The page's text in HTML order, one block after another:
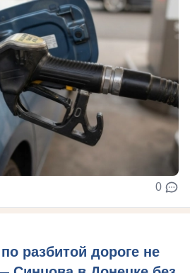
0
разбитой дороге не